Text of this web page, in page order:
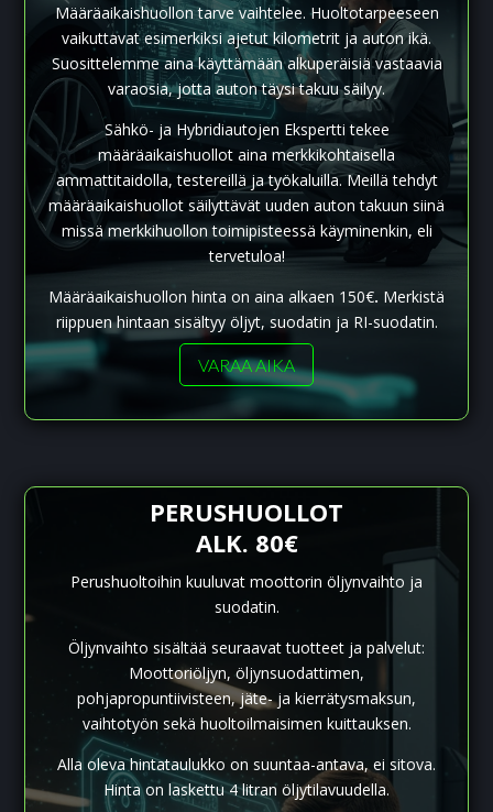
Määräaikaishuollon tarve vaihtelee. Huoltotarpeeseen
vaikuttavat esimerkiksi ajetut kilometrit ja auton ikä.
Suosittelemme aina käyttämään alkuperäisiä vastaavia
varaosia, jotta auton täysi takuu säilyy.
Sähkö- ja Hybridiautojen Ekspertti tekee
määräaikaishuollot aina merkkikohtaisella
ammattitaidolla, testereillä ja työkaluilla. Meillä tehdyt
määräaikaishuollot säilyttävät uuden auton takuun siinä
missä merkkihuollon toimipisteessä käyminenkin, eli
tervetuloa!
Määräaikaishuollon hinta on aina alkaen 150€. Merkistä
riippuen hintaan sisältyy öljyt, suodatin ja RI-suodatin.
VARAA AIKA
PERUSHUOLLOT
ALK. 80€
Perushuoltoihin kuuluvat moottorin öljynvaihto ja
suodatin.
Öljynvaihto sisältää seuraavat tuotteet ja palvelut:
Moottoriöljyn, öljynsuodattimen,
pohjapropuntiivisteen, jäte- ja kierrätysmaksun,
vaihtotyön sekä huoltoilmaisimen kuittauksen.
Alla oleva hintataulukko on suuntaa-antava, ei sitova.
Hinta on laskettu 4 litran öljytilavuudella.